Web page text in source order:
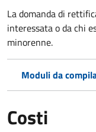
La domanda di
interessata oda chi
minorenne.
Moduli da
Costi